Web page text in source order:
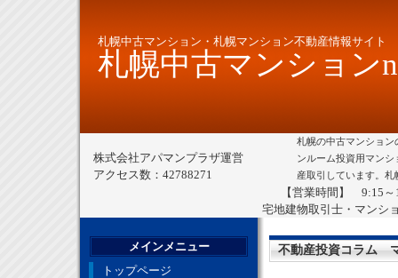
札幌中古マンション・札幌マンション不動産情報サイト
札幌中古マンション
株式会社アパマンプラザ運営
アクセス数：42788271
札幌の中古マンショ
ンルーム投資用マン
産取引しています。
【営業時間】 9:15
宅地建物取引士・マンシ
不動産投資コラム
メインメニュー
トップページ